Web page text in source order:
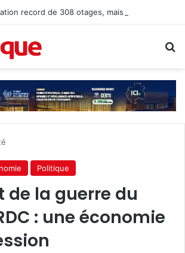
Politique
de la guerre du
: une économie